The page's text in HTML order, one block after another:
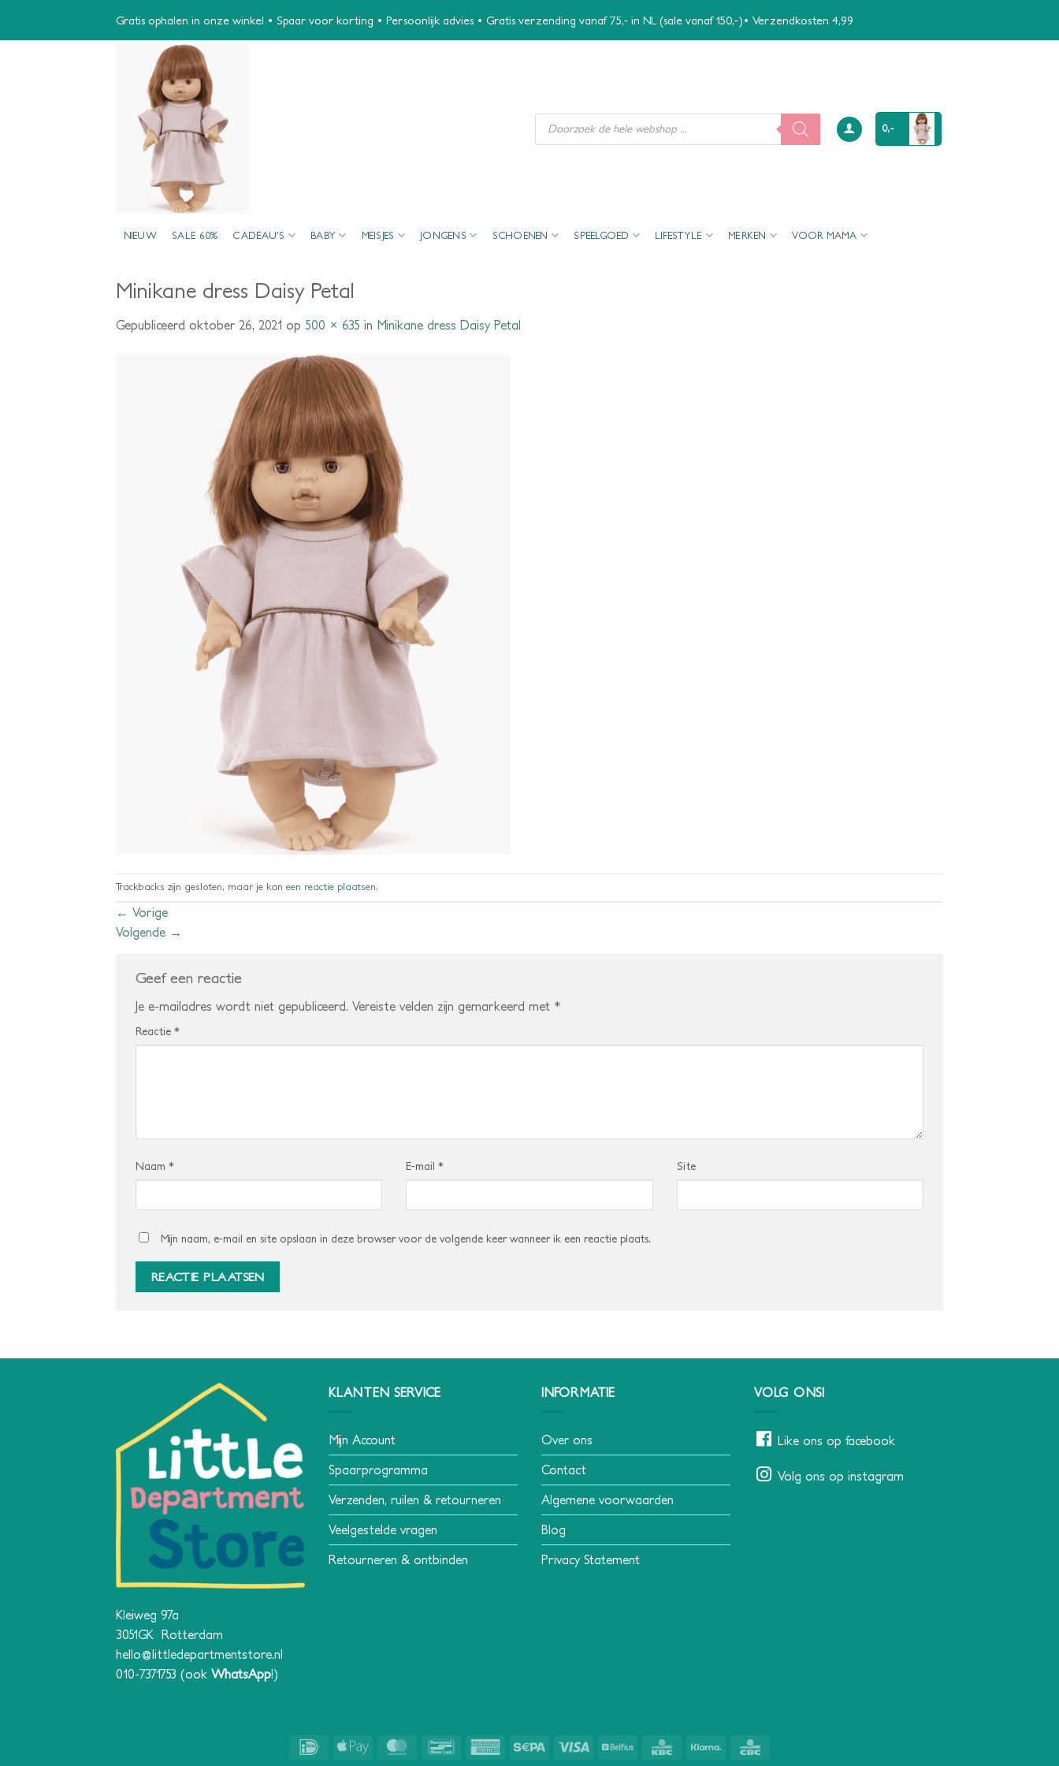
Gratis ophalen in onze winkel • Spaar voor korting • Persoonlijk advies • Gratis verzending vanaf 75,- in NL (sale vanaf 150,-)• Verzendkosten 4,99
Producten
zoeken
0,-
NIEUW SALE 60% CADEAU’S BABY MEISJES JONGENS SCHOENEN SPEELGOED LIFESTYLE MERKEN VOOR MAMA
Minikane dress Daisy Petal
Gepubliceerd oktober 26, 2021 op 500 × 635 in Minikane dress Daisy Petal
Trackbacks zijn gesloten, maar je kan een reactie plaatsen.
← Vorige
Volgende →
Geef een reactie
Je e-mailadres wordt niet gepubliceerd. Vereiste velden zijn gemarkeerd met *
Reactie *
Naam * E-mail* Site
Mijn naam, e-mail en site opslaan in deze browser voor de volgende keer wanneer ik een reactie plaats.
Kleiweg 97a
3051GK Rotterdam
hello@littledepartmentstore.nl
010-7371753 (ook WhatsApp!)
KLANTEN SERVICE
Mijn Account
Spaarprogramma
Verzenden, ruilen & retourneren
Veelgestelde vragen
Retourneren & ontbinden
INFORMATIE
Over ons
Contact
Algemene voorwaarden
Blog
Privacy Statement
VOLG ONS!
Like ons op facebook
Volg ons op instagram
IDeal
Apple
MasterCardBancontactAmerican Sepa Visa Belfius KBC Klarna